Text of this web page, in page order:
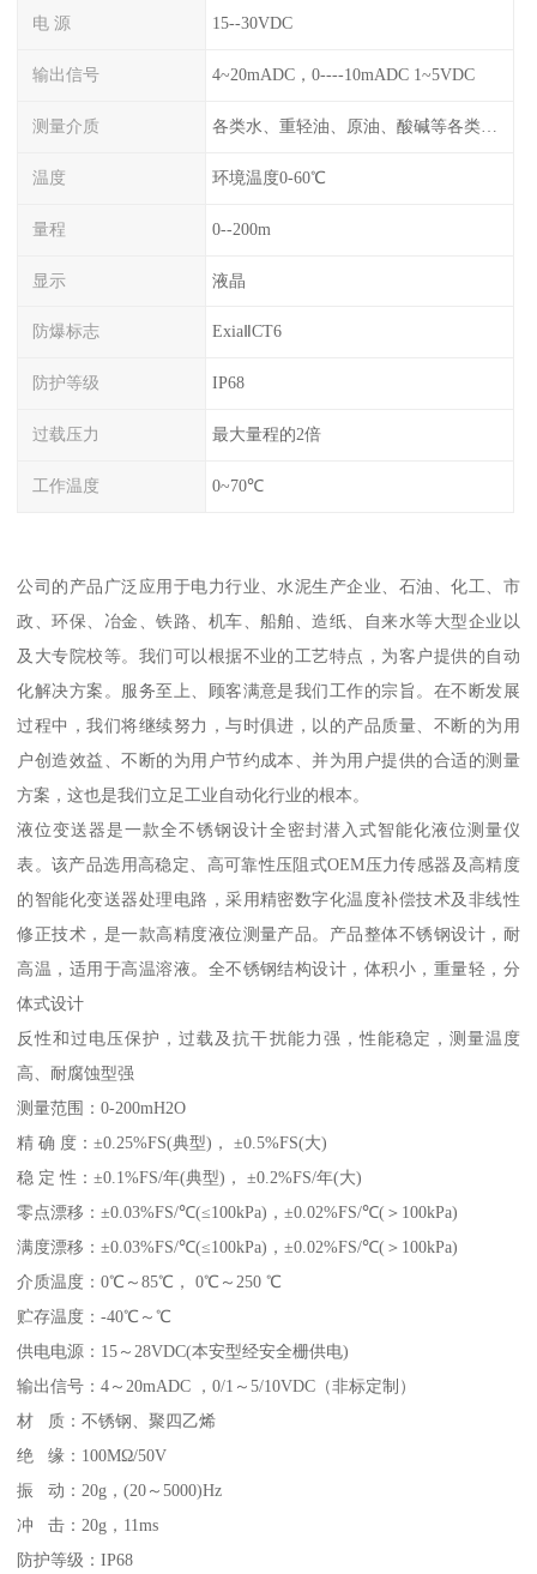
电 源 15--30VDC
输出信号 4~20mADC，0----10mADC 1~5VDC
测量介质 各类水、重轻油、原油、酸碱等各类腐蚀液
温度 环境温度0-60℃
量程 0--200m
显示 液晶
防爆标志 ExiaⅡCT6
防护等级 IP68
过载压力 最大量程的2倍
工作温度 0~70℃
公司的产品广泛应用于电力行业、水泥生产企业、石油、化工、市
政、环保、冶金、铁路、机车、船舶、造纸、自来水等大型企业以
及大专院校等。我们可以根据不业的工艺特点，为客户提供的自动
化解决方案。服务至上、顾客满意是我们工作的宗旨。在不断发展
过程中，我们将继续努力，与时俱进，以的产品质量、不断的为用
户创造效益、不断的为用户节约成本、并为用户提供的合适的测量
方案，这也是我们立足工业自动化行业的根本。
液位变送器是一款全不锈钢设计全密封潜入式智能化液位测量仪
表。该产品选用高稳定、高可靠性压阻式OEM压力传感器及高精度
的智能化变送器处理电路，采用精密数字化温度补偿技术及非线性
修正技术，是一款高精度液位测量产品。产品整体不锈钢设计，耐
高温，适用于高温溶液。全不锈钢结构设计，体积小，重量轻，分
体式设计
反性和过电压保护，过载及抗干扰能力强，性能稳定，测量温度
高、耐腐蚀型强
测量范围：0-200mH2O
精 确 度：±0.25%FS(典型)， ±0.5%FS(大)
稳 定 性：±0.1%FS/年(典型)， ±0.2%FS/年(大)
零点漂移：±0.03%FS/℃(≤100kPa)，±0.02%FS/℃(＞100kPa)
满度漂移：±0.03%FS/℃(≤100kPa)，±0.02%FS/℃(＞100kPa)
介质温度：0℃～85℃， 0℃～250 ℃
贮存温度：-40℃～℃
供电电源：15～28VDC(本安型经安全栅供电)
输出信号：4～20mADC ，0/1～5/10VDC（非标定制）
材 质：不锈钢、聚四乙烯
绝 缘：100MΩ/50V
振 动：20g，(20～5000)Hz
冲 击：20g，11ms
防护等级：IP68